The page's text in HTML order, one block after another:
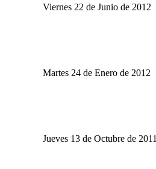
Viernes 22 de Junio de 2012
Martes 24 de Enero de 2012
Jueves 13 de Octubre de 2011